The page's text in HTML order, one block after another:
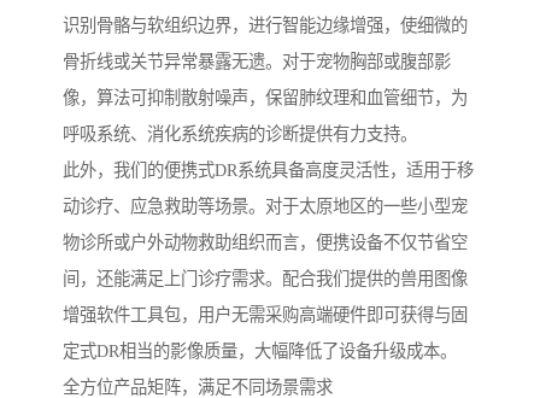
识别骨骼与软组织边界，进行智能边缘增强，使细微的
骨折线或关节异常暴露无遗。对于宠物胸部或腹部影
像，算法可抑制散射噪声，保留肺纹理和血管细节，为
呼吸系统、消化系统疾病的诊断提供有力支持。
此外，我们的便携式DR系统具备高度灵活性，适用于移
动诊疗、应急救助等场景。对于太原地区的一些小型宠
物诊所或户外动物救助组织而言，便携设备不仅节省空
间，还能满足上门诊疗需求。配合我们提供的兽用图像
增强软件工具包，用户无需采购高端硬件即可获得与固
定式DR相当的影像质量，大幅降低了设备升级成本。
全方位产品矩阵，满足不同场景需求